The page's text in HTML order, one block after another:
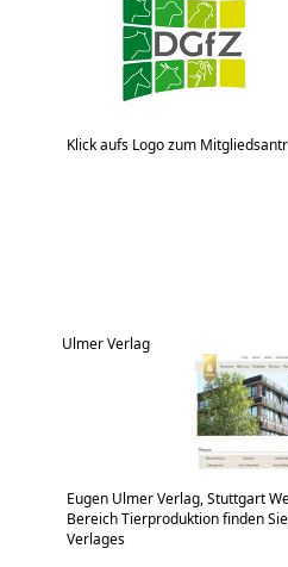
Klick aufs Logo zum
Ulmer Verlag
Eugen Ulmer Verlag, Stuttgart
Bereich Tierproduktion finden
Verlages